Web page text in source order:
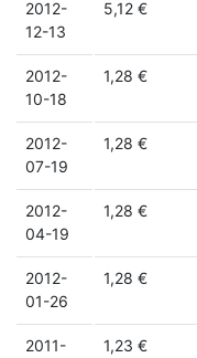
2012-
12-13
5,12 €
2012-
10-18
1,28 €
2012-
07-19
1,28 €
2012-
04-19
1,28 €
2012-
01-26
1,28 €
2011-
1,23 €